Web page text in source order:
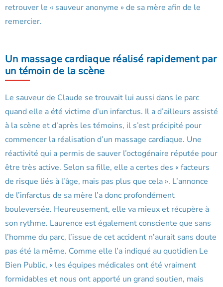
retrouver le « sauveur anonyme » de sa mère afin de le
remercier.
Un massage cardiaque réalisé rapidement par
un témoin de la scène
Le sauveur de Claude se trouvait lui aussi dans le parc
quand elle a été victime d’un infarctus. Il a d’ailleurs assisté
à la scène et d’après les témoins, il s’est précipité pour
commencer la réalisation d’un massage cardiaque. Une
réactivité qui a permis de sauver l’octogénaire réputée pour
être très active. Selon sa fille, elle a certes des « facteurs
de risque liés à l’âge, mais pas plus que cela ». L’annonce
de l’infarctus de sa mère l’a donc profondément
bouleversée. Heureusement, elle va mieux et récupère à
son rythme. Laurence est également consciente que sans
l’homme du parc, l’issue de cet accident n’aurait sans doute
pas été la même. Comme elle l’a indiqué au quotidien Le
Bien Public, « les équipes médicales ont été vraiment
formidables et nous ont apporté un grand soutien, mais